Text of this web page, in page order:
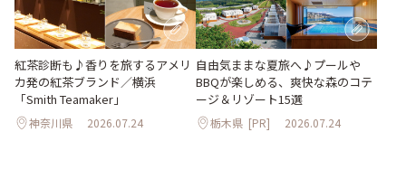
紅茶診断も♪香りを旅するアメリ
カ発の紅茶ブランド／横浜
「Smith Teamaker」
神奈川県 2026.07.24
自由気ままな夏旅へ♪プールや
BBQが楽しめる、爽快な森のコテ
ージ＆リゾート15選
栃木県 [PR] 2026.07.24